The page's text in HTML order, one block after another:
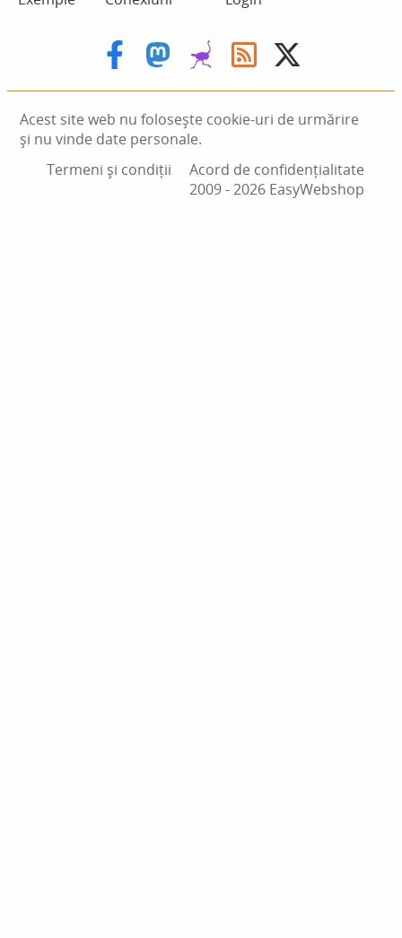
Acest site web nu folosește cookie-uri de urmărire
și nu vinde date personale.
Termeni și condiții
Acord de confidențialitate
2009 ‑ 2026 EasyWebshop